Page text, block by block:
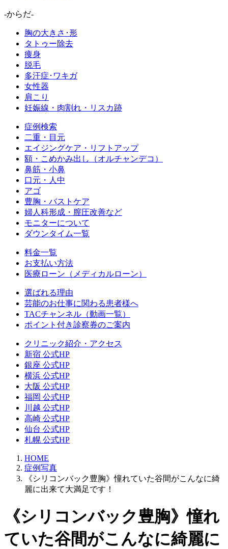
-からだ-
胸の大きさ･形
タトゥー除去
痩身
脱毛
多汗症･ワキガ
女性器
肩こり
妊娠線・肉割れ・リスカ跡
症例検索
二重・目元
エイジングケア・リフトアップ
額・こめかみ出し（オルチャンデコ）
鼻筋・小鼻
口元・人中
アゴ
豊胸・バストケア
婦人科形成・膣圧改善など
モニターについて
ダウンタイム一覧
料金一覧
お支払い方法
医療ローン（メディカルローン）
選ばれる理由
芸能のお仕事に関わる患者様へ
TACチャンネル（動画一覧）
ポイント付き診察券のご案内
クリニック紹介・アクセス
新宿 公式HP
銀座 公式HP
横浜 公式HP
大阪 公式HP
福岡 公式HP
川越 公式HP
高崎 公式HP
仙台 公式HP
札幌 公式HP
HOME
症例写真
《シリコンバック豊胸》憧れていた谷間がこんなに綺
麗に出来て大満足です！
《シリコンバック豊胸》憧れ
ていた谷間がこんなに綺麗に